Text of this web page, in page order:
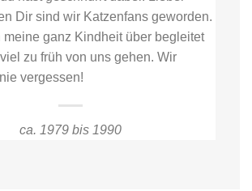
Dir sind wir Katzenfans geworden.
meine ganz Kindheit über begleitet
zu früh von uns gehen. Wir
vergessen!
ca. 1979 bis 1990